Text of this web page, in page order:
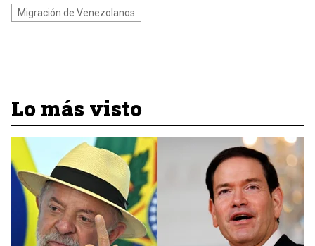
Migración de Venezolanos
Lo más visto